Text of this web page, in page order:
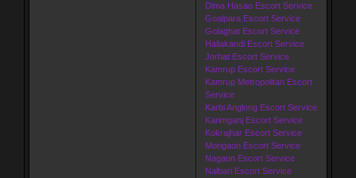
Dima Hasao Escort Service
Goalpara Escort Service
Golaghat Escort Service
Hailakandi Escort Service
Jorhat Escort Service
Kamrup Escort Service
Kamrup Metropolitan Escort
Service
Karbi Anglong Escort Service
Karimganj Escort Service
Kokrajhar Escort Service
Morigaon Escort Service
Nagaon Escort Service
Nalbari Escort Service